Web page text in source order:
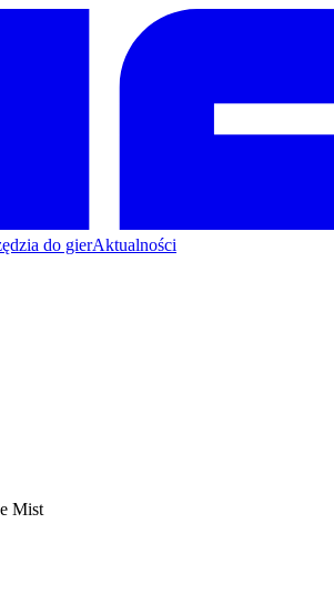
do gierAktualności
Mist